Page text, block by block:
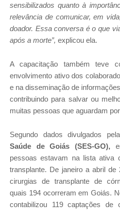
sensibilizados quanto à
relevância de comunicar, em
doador. Essa conversa é o que
após a morte”, explicou ela.
A capacitação também teve
envolvimento ativo dos
e na disseminação de
contribuindo para salvar ou
muitas pessoas que aguardam
Segundo dados divulgados
Saúde de Goiás (SES-GO),
pessoas estavam na lista ativa
transplante. De janeiro a abril de
cirurgias de transplante de
quais 194 ocorreram em Goiás.
contabilizou 119 captações de